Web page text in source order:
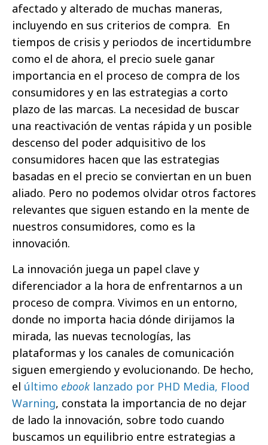
afectado y alterado de muchas maneras,
incluyendo en sus criterios de compra. En
tiempos de crisis y periodos de incertidumbre
como el de ahora, el precio suele ganar
importancia en el proceso de compra de los
consumidores y en las estrategias a corto
plazo de las marcas. La necesidad de buscar
una reactivación de ventas rápida y un posible
descenso del poder adquisitivo de los
consumidores hacen que las estrategias
basadas en el precio se conviertan en un buen
aliado. Pero no podemos olvidar otros factores
relevantes que siguen estando en la mente de
nuestros consumidores, como es la
innovación.
La innovación juega un papel clave y
diferenciador a la hora de enfrentarnos a un
proceso de compra. Vivimos en un entorno,
donde no importa hacia dónde dirijamos la
mirada, las nuevas tecnologías, las
plataformas y los canales de comunicación
siguen emergiendo y evolucionando. De hecho,
el último ebook lanzado por PHD Media, Flood
Warning, constata la importancia de no dejar
de lado la innovación, sobre todo cuando
buscamos un equilibrio entre estrategias a